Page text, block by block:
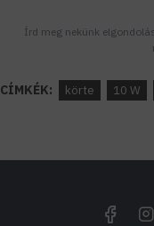
Írd meg nekünk
CÍMKÉK: körte 10 W